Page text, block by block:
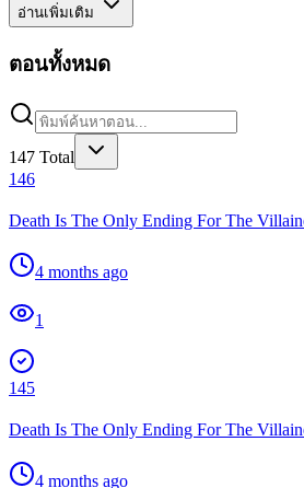
อ่านเพิ่มเติม
ตอนทั้งหมด
147 Total
146
Death Is The Only Ending For The
4 months ago
1
145
Death Is The Only Ending For The
4 months ago